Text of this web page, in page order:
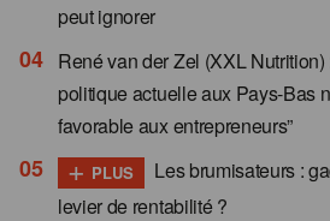
peut ignorer
René van der Zel (XXL Nutrition)
politique actuelle aux Pays-Bas
favorable aux entrepreneurs”
+ PLUS
Les brumisateurs :
levier de rentabilité ?